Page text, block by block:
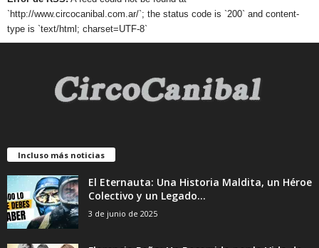
`http://www.circocanibal.com.ar/`; the status code is `200` and content-
type is `text/html; charset=UTF-8`
Incluso más noticias
El Eternauta: Una Historia Maldita, un Héroe
Colectivo y un Legado...
3 de junio de 2025